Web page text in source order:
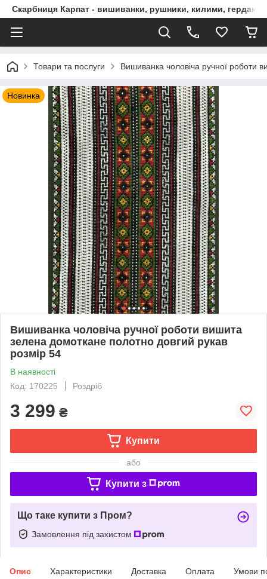
Скарбниця Карпат - вишиванки, рушники, килими, гердани,
Товари та послуги Вишиванка чоловіча ручної роботи
Новинка
Вишиванка чоловіча ручної роботи вишита
зелена домоткане полотно довгий рукав
розмір 54
В наявності
Код: 170225
Роздріб
3 299 ₴
Купити
або
Купити з
Що таке купити з Пром?
Замовлення під захистом
Опис Характеристики Доставка Оплата Умови